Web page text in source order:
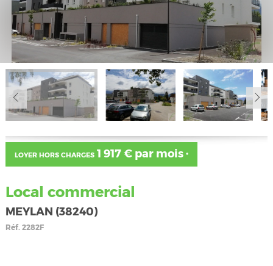
LOYER HORS CHARGES1 917 € par mois *
Local commercial
MEYLAN (38240)
Réf.2282F